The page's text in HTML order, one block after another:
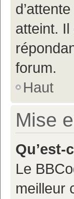
atteint.
forum.
Haut
Mise
Qu’est-
Le
meilleur